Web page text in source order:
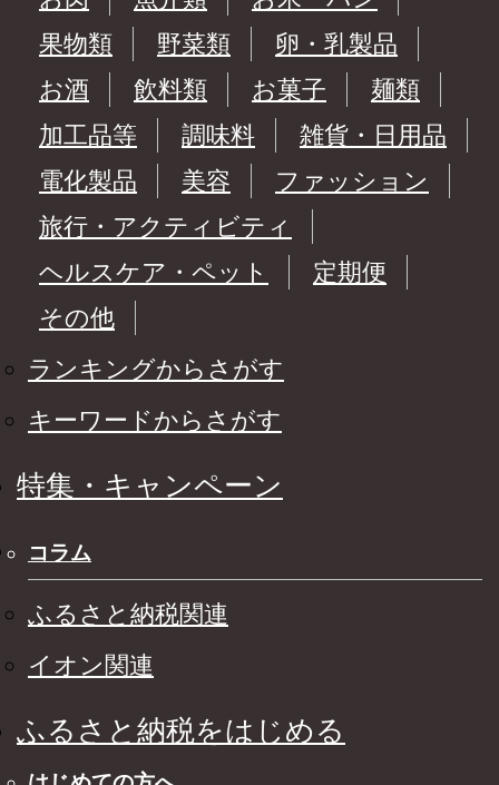
果物類
野菜類
卵・乳製品
お酒
飲料類 お菓子
麺類
加工品等
調味料
雑貨・日用品
電化製品
美容
ファッション
旅行・アクティビティ
ヘルスケア・ペット
定期便
その他
ランキングからさがす
キーワードからさがす
特集・キャンペーン
コラム
ふるさと納税関連
イオン関連
ふるさと納税をはじめる